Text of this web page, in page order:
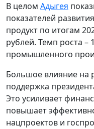
В целом Адыгея
показателей
продукт по итогам
рублей. Темп роста –
промышленного
Большое влияние на
поддержка
Это усиливает
повышает
нацпроектов и